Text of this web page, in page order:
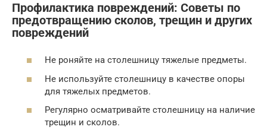
Профилактика повреждений: Советы по
предотвращению сколов, трещин и других
повреждений
Не роняйте на столешницу тяжелые предметы.
Не используйте столешницу в качестве опоры
для тяжелых предметов.
Регулярно осматривайте столешницу на наличие
трещин и сколов.